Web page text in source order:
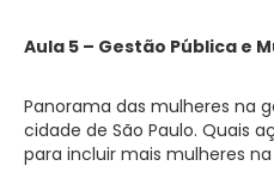
Aula 5 – Gestão Pública e
Panorama das mulheres na
cidade de São Paulo. Quais
para incluir mais mulheres